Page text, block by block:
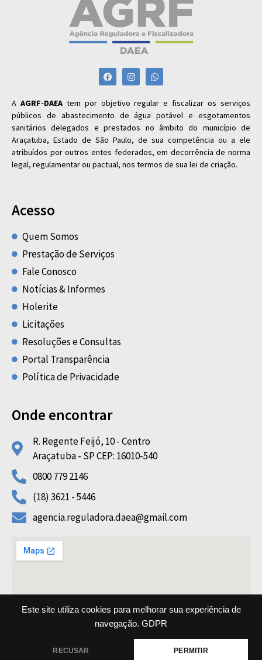
Este site utiliza cookies para melhorar sua experiência de
navegação. GDPR
RECUSAR PERMITIR
A AGRF-DAEAtem por objetivo regular e fiscalizar os serviços
públicos de abastecimento de água potável e esgotamentos
sanitários delegados e prestados no âmbito do município de
Araçatuba, Estado de São Paulo, de sua competência ou a ele
atribuídos por outros entes federados, em decorrência de norma
legal, regulamentar ou pactual, nos termos de sua lei de criação.
Acesso
Quem Somos
Prestação de Serviços
Fale Conosco
Notícias & Informes
Holerite
Licitações
Resoluções e Consultas
Portal Transparência
Política de Privacidade
Onde encontrar
R. Regente Feijó, 10 - Centro
Araçatuba - SP CEP: 16010-540
0800 779 2146
(18) 3621 - 5446
agencia.reguladora.daea@gmail.com
Copyright © 2022 AGRF DAEA All rights reserved